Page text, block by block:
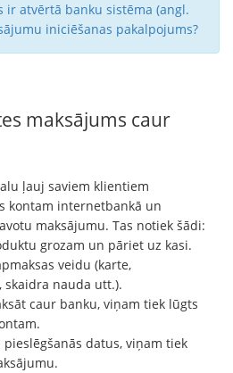
ir atvērtā banku sistēma (angl.
iniciēšanas pakalpojums?
maksājums caur
ļauj saviem klientiem
kontam internetbankā un
maksājumu. Tas notiek šādi:
grozam un pāriet uz kasi.
veidu (karte,
skaidra nauda utt.).
caur banku, viņam tiek lūgts
datus, viņam tiek